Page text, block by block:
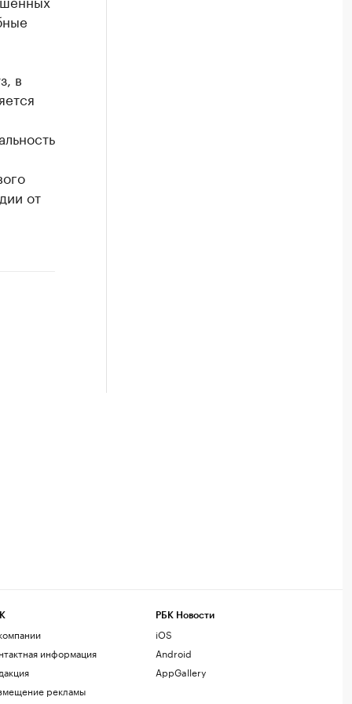
в
от
информация
рекламы
РБК Новости
iOS
Android
AppGallery